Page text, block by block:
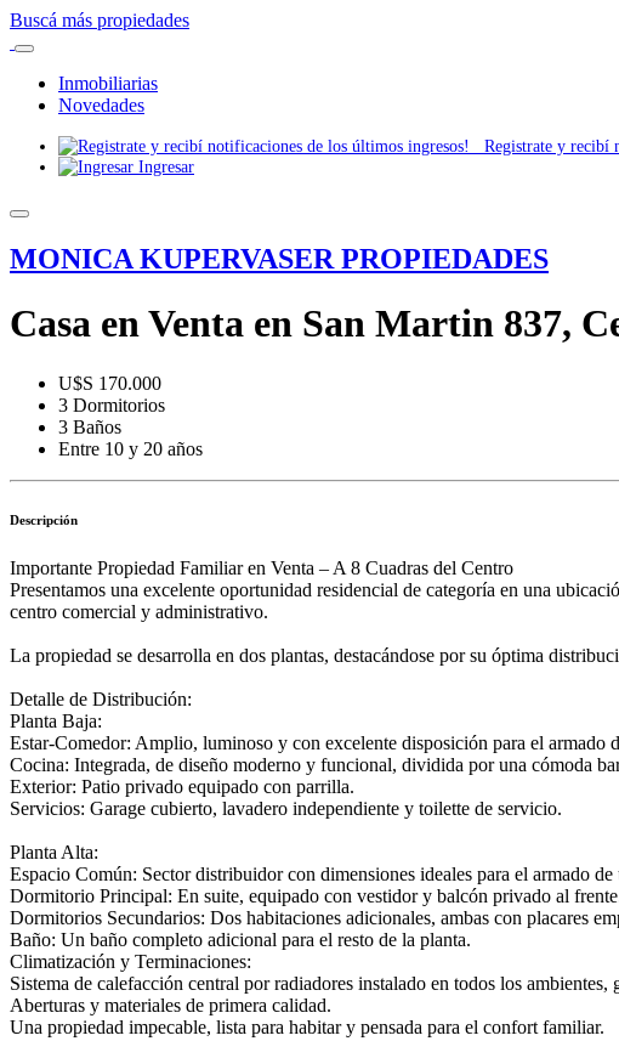
Buscá más propiedades
Inmobiliarias
Novedades
Registrate y recibí
Ingresar
MONICA KUPERVASER PROPIEDADES
Casa en Venta en San Martin 837,
U$S 170.000
3 Dormitorios
3 Baños
Entre 10 y 20 años
Descripción
Importante Propiedad Familiar en Venta – A 8 Cuadras del Centro
Presentamos una excelente oportunidad residencial de categoría en una
centro comercial y administrativo.
La propiedad se desarrolla en dos plantas, destacándose por su óptima
Detalle de Distribución:
Planta Baja:
Estar-Comedor: Amplio, luminoso y con excelente disposición para el armado
Cocina: Integrada, de diseño moderno y funcional, dividida por una cómoda
Exterior: Patio privado equipado con parrilla.
Servicios: Garage cubierto, lavadero independiente y toilette de servicio.
Planta Alta:
Espacio Común: Sector distribuidor con dimensiones ideales para el armado
Dormitorio Principal: En suite, equipado con vestidor y balcón privado al
Dormitorios Secundarios: Dos habitaciones adicionales, ambas con placares
Baño: Un baño completo adicional para el resto de la planta.
Climatización y Terminaciones:
Sistema de calefacción central por radiadores instalado en todos los
Aberturas y materiales de primera calidad.
Una propiedad impecable, lista para habitar y pensada para el confort familiar.